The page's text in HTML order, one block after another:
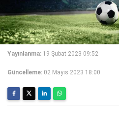
Yayınlanma: 19 Şubat 2023 09:52
Güncelleme: 02 Mayıs 2023 18:00